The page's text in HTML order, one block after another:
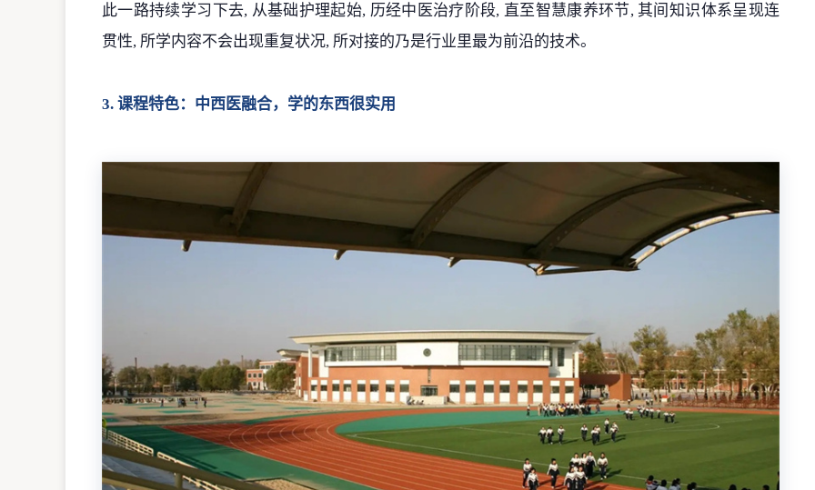
此一路持续学习下去, 从基础护理起始, 历经中医治疗阶段, 直至智慧康养环节, 其间知识体系呈现连
贯性, 所学内容不会出现重复状况, 所对接的乃是行业里最为前沿的技术。
3. 课程特色：中西医融合，学的东西很实用